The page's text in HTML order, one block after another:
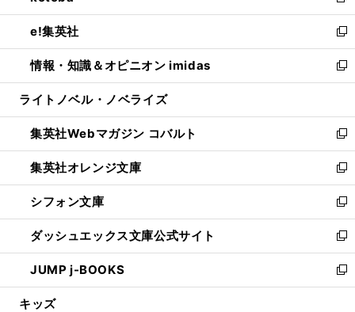
開
く
ウ
で
開
く
ン
ド
ウ
で
開
ウ
ィ
ン
ド
ウ
開
く
し
い
ウ
ィ
ン
ウ
で
開
く
e!集英社
新
し
い
ウ
ン
ド
ウ
で
開
く
情報・知識＆オピニオン imidas
新
し
ウ
ィ
ン
ド
ウ
で
開
く
ライトノベル・ノベライズ
集英社Webマガジン コバルト
新
し
い
ウ
ィ
ン
ド
ウ
で
開
集英社オレンジ文庫
新
し
い
ウ
ィ
ン
ド
ウ
シフォン文庫
新
し
い
ウ
ィ
ン
ダッシュエックス文庫公式サイト
新
し
い
ウ
JUMP j-BOOKS
新
し
キッズ